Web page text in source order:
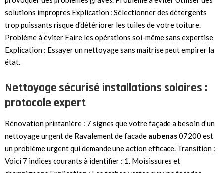
solutions impropres Explication : Sélectionner des détergents
trop puissants risque d'détériorer les tuiles de votre toiture.
Problème à éviter Faire les opérations soi-même sans expertise
Explication : Essayer un nettoyage sans maîtrise peut empirer la
état.
Nettoyage sécurisé installations solaires :
protocole expert
Rénovation printanière : 7 signes que votre façade a besoin d’un
nettoyage urgent de Ravalement de facade aubenas07200 est
un problème urgent qui demande une action efficace. Transition :
Voici 7 indices courants à identifier : 1. Moisissures et